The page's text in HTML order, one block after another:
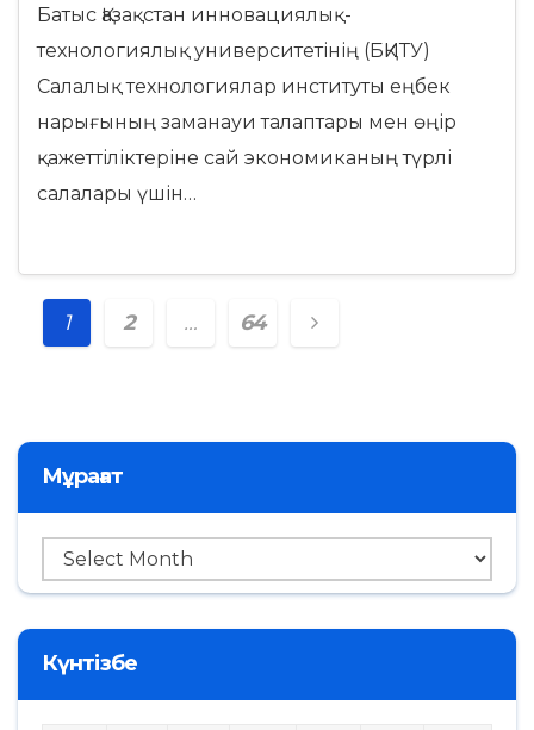
Батыс Қазақстан инновациялық-
технологиялық университетінің (БҚИТУ)
Салалық технологиялар институты еңбек
нарығының заманауи талаптары мен өңір
қажеттіліктеріне сай экономиканың түрлі
салалары үшін…
Posts
1 2 … 64
Мұрағат
Мұрағат
Күнтізбе